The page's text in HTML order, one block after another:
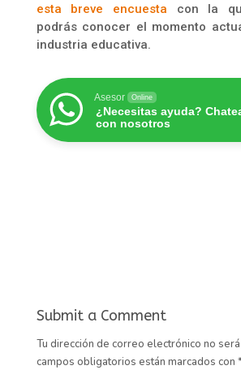
esta breve encuesta con la
podrás conocer el momento
industria educativa.
Asesor Online
¿Necesitas ayuda?
con nosotros
Submit a Comment
Tu dirección de correo electrónico no
campos obligatorios están marcados con